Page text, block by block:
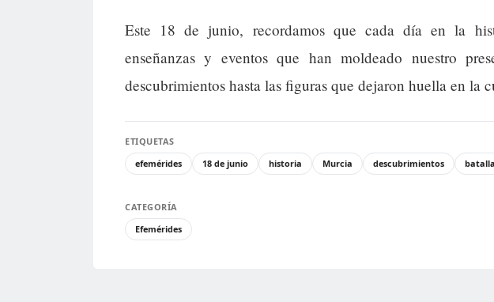
Este 18 de junio, recordamos que cada día en la
enseñanzas y eventos que han moldeado nuestro
descubrimientos hasta las figuras que dejaron huella en la
ETIQUETAS
efemérides
18 de junio historia Murcia descubrimientos
CATEGORÍA
Efemérides